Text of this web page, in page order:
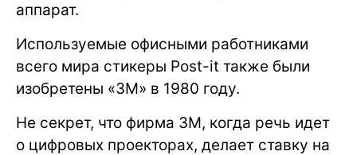
аппарат.
Используемые офисными работниками
всего мира стикеры Post-it также были
изобретены «3M» в 1980 году.
Не секрет, что фирма 3M, когда речь идет
о цифровых проекторах, делает ставку на